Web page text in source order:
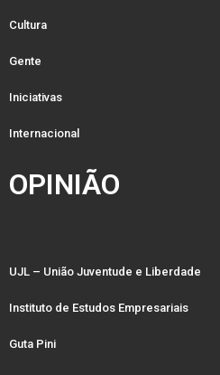
Cultura
Gente
Iniciativas
Internacional
OPINIÃO
UJL – União Juventude e Liberdade
Instituto de Estudos Empresariais
Guta Pini